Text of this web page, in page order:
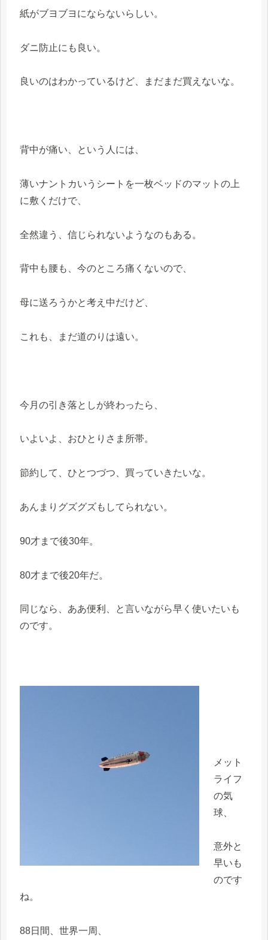
紙がブヨブヨにならないらしい。
ダニ防止にも良い。
良いのはわかっているけど、まだまだ買えないな。
背中が痛い、という人には、
薄いナントカいうシートを一枚ベッドのマットの上
に敷くだけで、
全然違う、信じられないようなのもある。
背中も腰も、今のところ痛くないので、
母に送ろうかと考え中だけど、
これも、まだ道のりは遠い。
今月の引き落としが終わったら、
いよいよ、おひとりさま所帯。
節約して、ひとつづつ、買っていきたいな。
あんまりグズグズもしてられない。
90才まで後30年。
80才まで後20年だ。
同じなら、ああ便利、と言いながら早く使いたいも
のです。
メット
ライフ
の気
球、
意外と
早いも
のです
ね。
88日間、世界一周、